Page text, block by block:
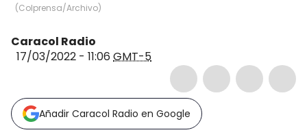
(Colprensa/Archivo)
Caracol Radio
17/03/2022 - 11:06 GMT-5
Añadir Caracol Radio en Google